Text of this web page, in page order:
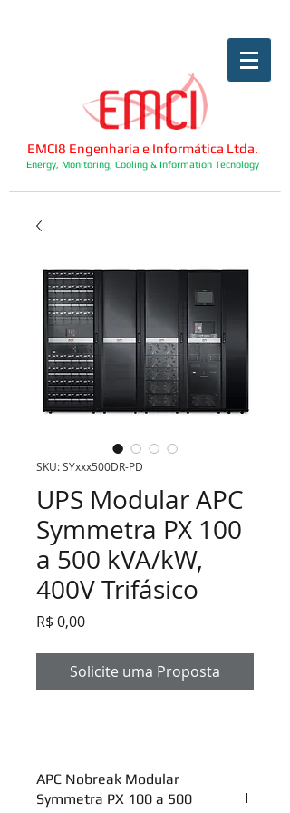
EMCI8 Engenharia e Informática Ltda.
Energy, Monitoring, Cooling & Information Tecnology
SKU: SYxxx500DR-PD
UPS Modular APC
Symmetra PX 100
a 500 kVA/kW,
400V Trifásico
R$ 0,00Preço
Solicite uma Proposta
APC Nobreak Modular
Symmetra PX 100 a 500